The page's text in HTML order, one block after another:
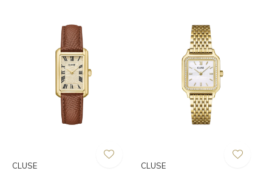
CLUSE CLUSE